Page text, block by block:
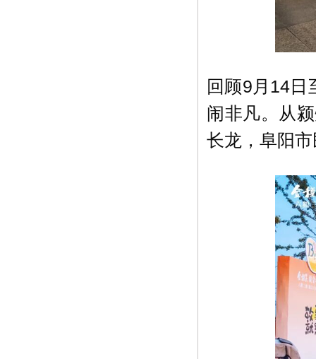
回顾9月14
闹非凡。从
长龙，阜阳